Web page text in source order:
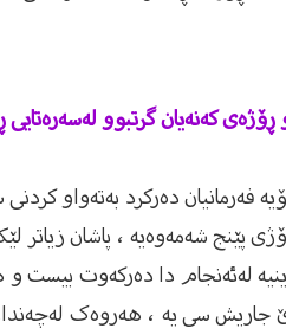
، بۆیە فەرمانیان دەرکرد بەتەواو
پێنج شەمەوەیە ، پاشان زیاتر
، و ڕایان گەیاندا جەژنی ڕەمەزانی ساڵی 1404 کۆچی ڕۆژی
جاریش سی یە ، هەروەک